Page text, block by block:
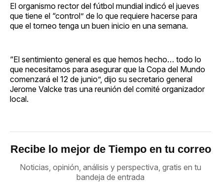
El organismo rector del fútbol mundial indicó el jueves
que tiene el “control” de lo que requiere hacerse para
que el torneo tenga un buen inicio en una semana.
“El sentimiento general es que hemos hecho… todo lo
que necesitamos para asegurar que la Copa del Mundo
comenzará el 12 de junio”, dijo su secretario general
Jerome Valcke tras una reunión del comité organizador
local.
Recibe lo mejor de Tiempo en tu correo
Noticias, opinión, análisis y perspectiva, gratis en tu
bandeja de entrada